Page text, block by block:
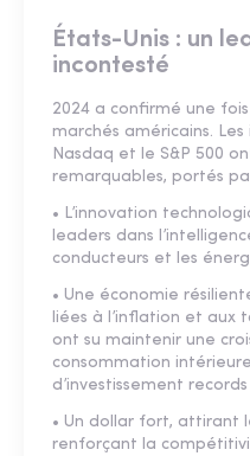
États-Unis : un
incontesté
2024 a confirmé une
marchés américains.
Nasdaq et le S&P 500
remarquables, portés
• L’innovation
leaders dans
conducteurs et les
• Une économie
liées à l’inflation et aux
ont su maintenir une
consommation
d’investissement
• Un dollar fort, attirant
renforçant la